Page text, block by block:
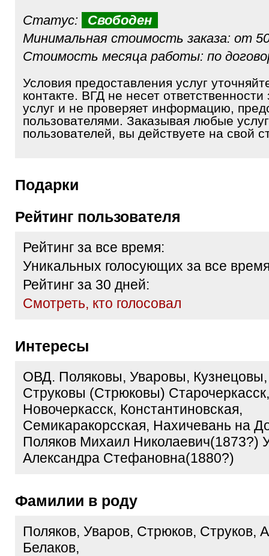
Статус:
Свободен
Минимальная стоимость заказа: от
Стоимость месяца работы: по
Условия предоставления услуг
контакте. ВГД не несет ответственности
услуг и не проверяет информацию,
пользователями. Заказывая любые
пользователей, вы действуете на свой
Подарки
Рейтинг пользователя
Рейтинг за все время:
Уникальных голосующих за все
Рейтинг за 30 дней:
Cмотреть, кто голосовал
Интересы
ОВД. Поляковы, Уваровы,
Струковы (Стрюковы)
Новочеркасск, Константиновская,
Семикаракорсская, Нахичевань на
Поляков Михаил Николаевич(1873?)
Александра Стефановна(1880?)
Фамилии в роду
Поляков, Уваров, Стрюков, Струков,
Белаков,